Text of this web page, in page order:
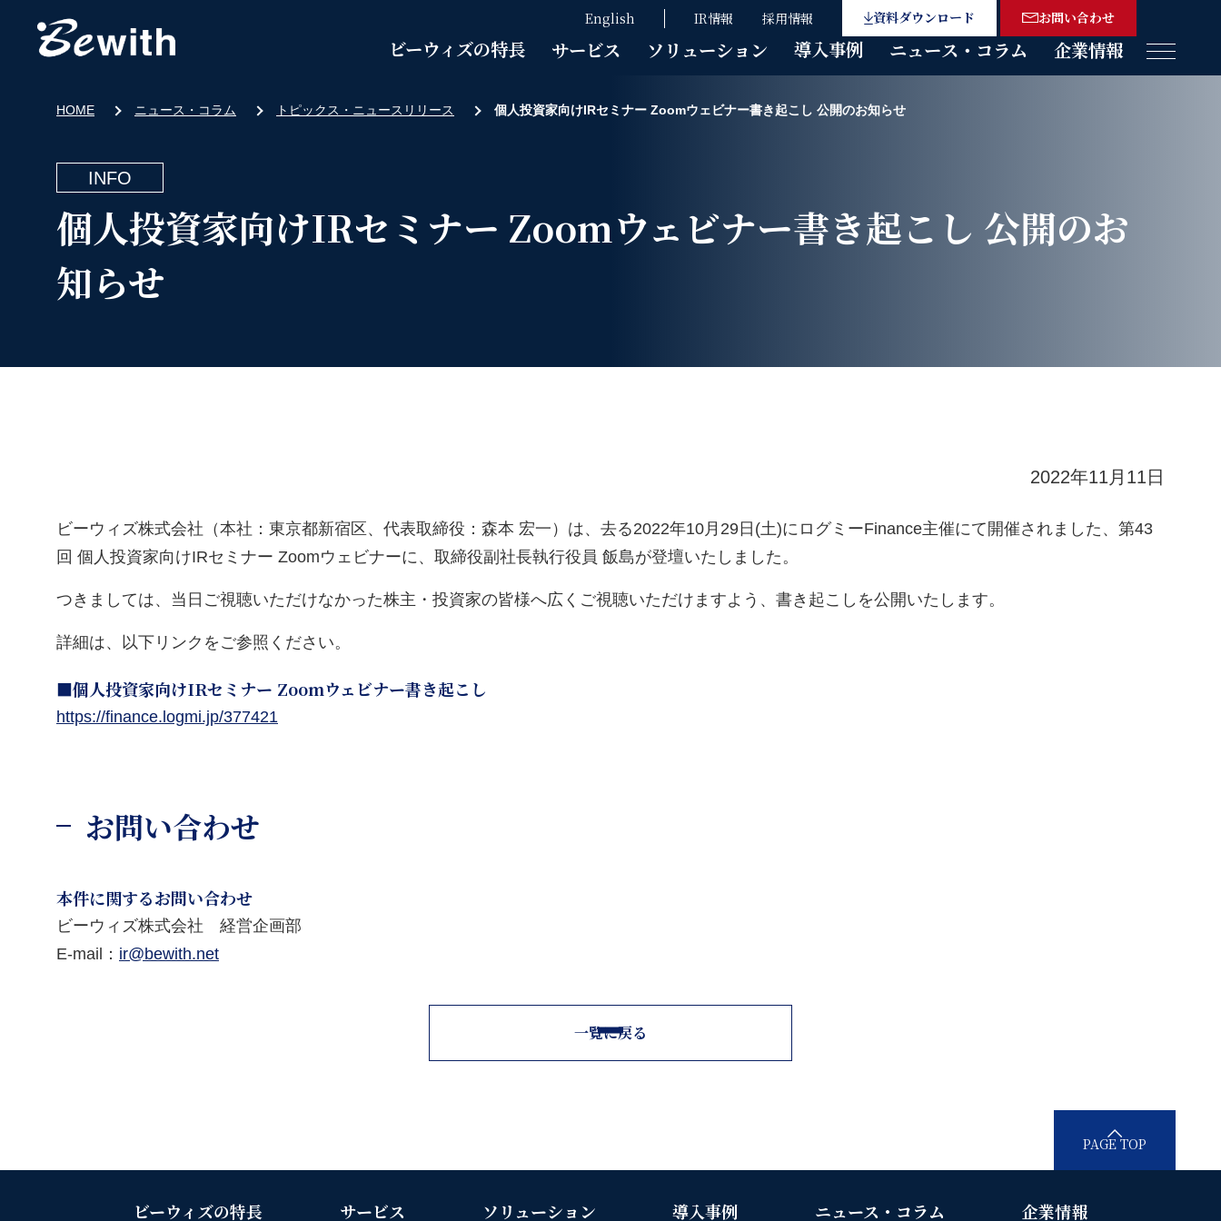
English IR情報 採用情報 資料ダウンロード お問い合わせ
ビーウィズの特長 サービス ソリューション 導入事例 ニュース・コラム 企業情報 メニュ
HOME ニュース・コラム トピックス・ニュースリリース 個人投資家向けIRセミナー Zoomウェビナー書き起こし 公開のお知らせ
個人投資家向けIRセミナー Zoomウェビナー書き起こし 公開のお
知らせ
INFO
2022年11月11日
ビーウィズ株式会社（本社：東京都新宿区、代表取締役：森本 宏一）は、去る2022年10月29日(土)にログミーFinance主催にて開催されました、第43
回 個人投資家向けIRセミナー Zoomウェビナーに、取締役副社長執行役員 飯島が登壇いたしました。
つきましては、当日ご視聴いただけなかった株主・投資家の皆様へ広くご視聴いただけますよう、書き起こしを公開いたします。
詳細は、以下リンクをご参照ください。
■個人投資家向けIRセミナー Zoomウェビナー書き起こし
https://finance.logmi.jp/377421
お問い合わせ
本件に関するお問い合わせ
ビーウィズ株式会社 経営企画部
E-mail： ir@bewith.net
一覧に戻る
PAGE TOP
ビーウィズの特長 サービス ソリューション 導入事例 ニュース・コラム 企業情報